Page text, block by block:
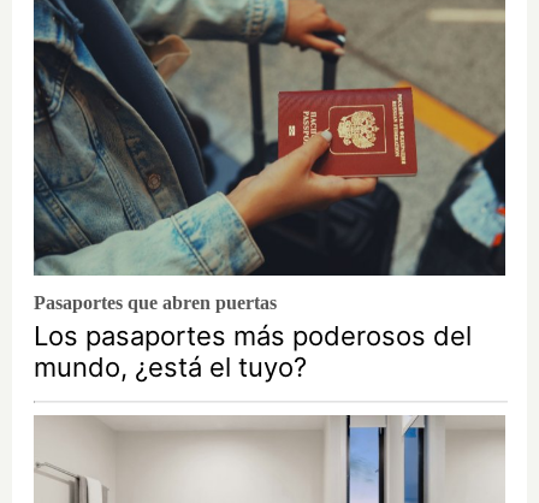
Pasaportes que abren puertas
Los pasaportes más poderosos del
mundo, ¿está el tuyo?